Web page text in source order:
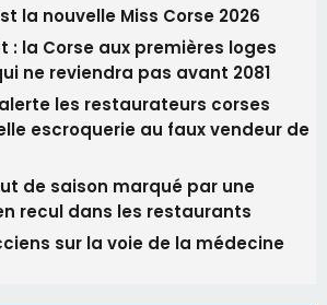
la nouvelle Miss Corse 2026
: la Corse aux premières loges
ne reviendra pas avant 2081
les restaurateurs corses
escroquerie au faux vendeur de
de saison marqué par une
recul dans les restaurants
sur la voie de la médecine